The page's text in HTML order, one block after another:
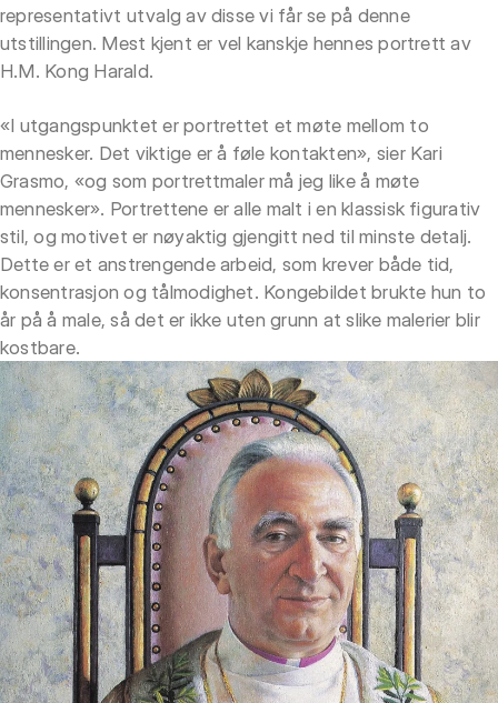
representativt utvalg av disse vi får se på denne
utstillingen. Mest kjent er vel kanskje hennes portrett av
H.M. Kong Harald.
«I utgangspunktet er portrettet et møte mellom to
mennesker. Det viktige er å føle kontakten», sier Kari
Grasmo, «og som portrettmaler må jeg like å møte
mennesker». Portrettene er alle malt i en klassisk figurativ
stil, og motivet er nøyaktig gjengitt ned til minste detalj.
Dette er et anstrengende arbeid, som krever både tid,
konsentrasjon og tålmodighet. Kongebildet brukte hun to
år på å male, så det er ikke uten grunn at slike malerier blir
kostbare.